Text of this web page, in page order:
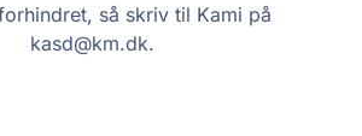
så skriv til Kami på
kasd@km.dk.